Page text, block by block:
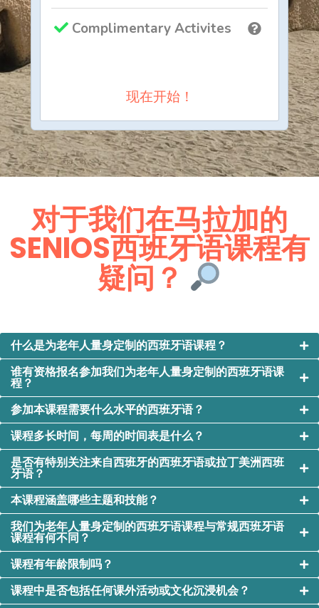
Complimentary Activites
现在开始！
对于我们在马拉加的
SENIOS西班牙语课程有
疑问？
什么是为老年人量身定制的西班牙语课程？
谁有资格报名参加我们为老年人量身定制的西班牙语课
程？
参加本课程需要什么水平的西班牙语？
课程多长时间，每周的时间表是什么？
是否有特别关注来自西班牙的西班牙语或拉丁美洲西班
牙语？
本课程涵盖哪些主题和技能？
我们为老年人量身定制的西班牙语课程与常规西班牙语
课程有何不同？
课程有年龄限制吗？
课程中是否包括任何课外活动或文化沉浸机会？